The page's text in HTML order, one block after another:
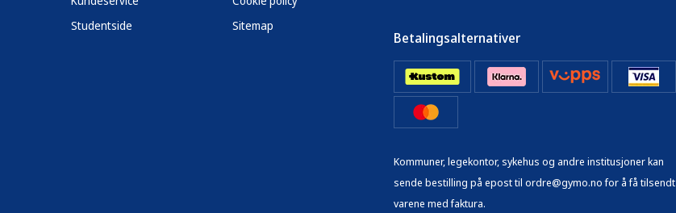
Studentside
Sitemap
Betalingsalternativer
Kommuner, legekontor, sykehus og andre institusjoner kan
sende bestilling på epost til ordre@gymo.no for å få tilsendt
varene med faktura.